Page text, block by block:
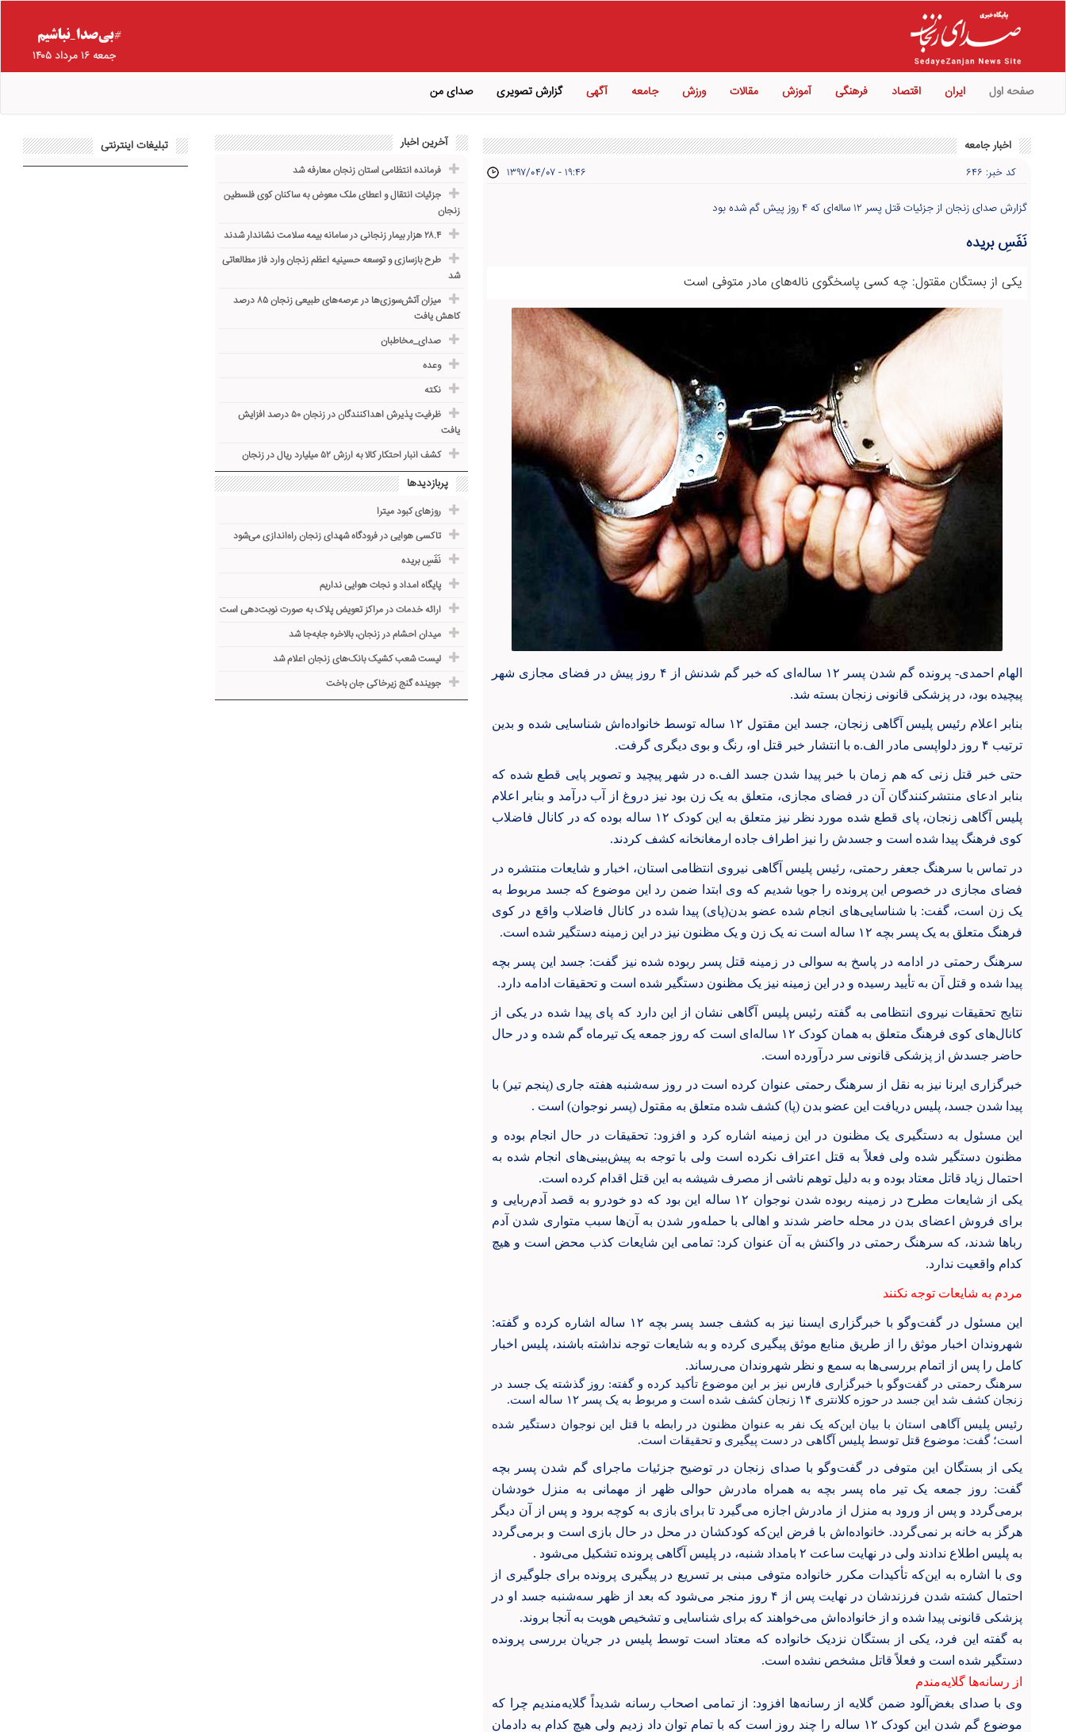
جمعه ۱۶ مرداد ۱۴۰۵
صفحه اول ایران اقتصاد فرهنگی آموزش مقالات ورزش جامعه آگهی گزارش تصویری صدای من
اخبار جامعه
کد خبر: ۶۴۶ ۱۳۹۷/۰۴/۰۷ - ۱۹:۴۶
گزارش صدای زنجان از جزئیات قتل پسر ۱۲ ساله‌ای که ۴ روز پیش گم شده بود
نَفَسِ بریده
یکی از بستگان مقتول: چه کسی پاسخگوی ناله‌های مادر متوفی است
الهام احمدی- پرونده گم شدن پسر ۱۲ ساله‌ای که خبر گم شدنش از ۴ روز پیش در فضای مجازی شهر
پیچیده بود، در پزشکی قانونی زنجان بسته شد.
بنابر اعلام رئیس پلیس آگاهی زنجان، جسد این مقتول ۱۲ ساله توسط خانواده‌اش شناسایی شده و بدین
ترتیب ۴ روز دلواپسی مادر الف.ه با انتشار خبر قتل او، رنگ و بوی دیگری گرفت.
حتی خبر قتل زنی که هم زمان با خبر پیدا شدن جسد الف.ه در شهر پیچید و تصویر پایی قطع شده که
بنابر ادعای منتشرکنندگان آن در فضای مجازی، متعلق به یک زن بود نیز دروغ از آب درآمد و بنابر اعلام
پلیس آگاهی زنجان، پای قطع شده مورد نظر نیز متعلق به این کودک ۱۲ ساله بوده که در کانال فاضلاب
کوی فرهنگ پیدا شده است و جسدش را نیز اطراف جاده ارمغانخانه کشف کردند.
در تماس با سرهنگ جعفر رحمتی، رئیس پلیس آگاهی نیروی انتظامی استان، اخبار و شایعات منتشره در
فضای مجازی در خصوص این پرونده را جویا شدیم که وی ابتدا ضمن رد این موضوع که جسد مربوط به
یک زن است، گفت: با شناسایی‌های انجام شده عضو بدن(پای) پیدا شده در کانال فاضلاب واقع در کوی
فرهنگ متعلق به یک پسر بچه ۱۲ ساله است نه یک زن و یک مظنون نیز در این زمینه دستگیر شده است.
سرهنگ رحمتی در ادامه در پاسخ به سوالی در زمینه قتل پسر ربوده شده نیز گفت: جسد این پسر بچه
پیدا شده و قتل آن به تأیید رسیده و در این زمینه نیز یک مظنون دستگیر شده است و تحقیقات ادامه دارد.
نتایج تحقیقات نیروی انتظامی به گفته رئیس پلیس آگاهی نشان از این دارد که پای پیدا شده در یکی از
کانال‌های کوی فرهنگ متعلق به همان کودک ۱۲ ساله‌ای است که روز جمعه یک تیرماه گم شده و در حال
حاضر جسدش از پزشکی قانونی سر درآورده است.
خبرگزاری ایرنا نیز به نقل از سرهنگ رحمتی عنوان کرده است در روز سه‌شنبه هفته جاری (پنجم تیر) با
پیدا شدن جسد، پلیس دریافت این عضو بدن (پا) کشف شده متعلق به مقتول (پسر نوجوان) است .
این مسئول به دستگیری یک مظنون در این زمینه اشاره کرد و افزود: تحقیقات در حال انجام بوده و
مظنون دستگیر شده ولی فعلاً به قتل اعتراف نکرده است ولی با توجه به پیش‌بینی‌های انجام شده به
احتمال زیاد قاتل معتاد بوده و به دلیل توهم ناشی از مصرف شیشه به این قتل اقدام کرده است.
یکی از شایعات مطرح در زمینه ربوده شدن نوجوان ۱۲ ساله این بود که دو خودرو به قصد آدم‌ربایی و
برای فروش اعضای بدن در محله حاضر شدند و اهالی با حمله‌ور شدن به آن‌ها سبب متواری شدن آدم
رباها شدند، که سرهنگ رحمتی در واکنش به آن عنوان کرد: تمامی این شایعات کذب محض است و هیچ
کدام واقعیت ندارد.
مردم به شایعات توجه نکنند
این مسئول در گفت‌وگو با خبرگزاری ایسنا نیز به کشف جسد پسر بچه ۱۲ ساله اشاره کرده و گفته:
شهروندان اخبار موثق را از طریق منابع موثق پیگیری کرده و به شایعات توجه نداشته باشند، پلیس اخبار
کامل را پس از اتمام بررسی‌ها به سمع و نظر شهروندان می‌رساند.
سرهنگ رحمتی در گفت‌وگو با خبرگزاری فارس نیز بر این موضوع تأکید کرده و گفته: روز گذشته یک جسد در
زنجان کشف شد این جسد در حوزه کلانتری ۱۴ زنجان کشف شده است و مربوط به یک پسر ۱۲ ساله است
.
رئیس پلیس آگاهی استان با بیان این‌که یک نفر به عنوان مظنون در رابطه با قتل این نوجوان دستگیر شده
است؛ گفت: موضوع قتل توسط پلیس آگاهی در دست پیگیری و تحقیقات است.
یکی از بستگان این متوفی در گفت‌وگو با صدای زنجان در توضیح جزئیات ماجرای گم شدن پسر بچه
گفت: روز جمعه یک تیر ماه پسر بچه به همراه مادرش حوالی ظهر از مهمانی به منزل خودشان
برمی‌گردد و پس از ورود به منزل از مادرش اجازه می‌گیرد تا برای بازی به کوچه برود و پس از آن دیگر
هرگز به خانه بر نمی‌گردد. خانواده‌اش با فرض این‌که کودکشان در محل در حال بازی است و برمی‌گردد
به پلیس اطلاع ندادند ولی در نهایت ساعت ۲ بامداد شنبه، در پلیس آگاهی پرونده تشکیل می‌شود .
وی با اشاره به این‌که تأکیدات مکرر خانواده متوفی مبنی بر تسریع در پیگیری پرونده برای جلوگیری از
احتمال کشته شدن فرزندشان در نهایت پس از ۴ روز منجر می‌شود که بعد از ظهر سه‌شنبه جسد او در
پزشکی قانونی پیدا شده و از خانواده‌اش می‌خواهند که برای شناسایی و تشخیص هویت به آنجا بروند.
به گفته این فرد، یکی از بستگان نزدیک خانواده که معتاد است توسط پلیس در جریان بررسی پرونده
دستگیر شده است و فعلاً قاتل مشخص نشده است.
از رسانه‌ها گلایه‌مندم
وی با صدای بغض‌آلود ضمن گلایه از رسانه‌ها افزود: از تمامی اصحاب رسانه شدیداً گلایه‌مندیم چرا که
موضوع گم شدن این کودک ۱۲ ساله را چند روز است که با تمام توان داد زدیم ولی هیچ کدام به دادمان
آخرین اخبار
فرمانده انتظامی استان زنجان معارفه شد
جزئیات انتقال و اعطای ملک معوض به ساکنان کوی فلسطین
زنجان
۲۸.۴ هزار بیمار زنجانی در سامانه بیمه سلامت نشاندار شدند
طرح بازسازی و توسعه حسینیه اعظم زنجان وارد فاز مطالعاتی
شد
میزان آتش‌سوزی‌ها در عرصه‌های طبیعی زنجان ۸۵ درصد
کاهش یافت
صدای_مخاطبان
وعده
نکته
ظرفیت پذیرش اهداکنندگان در زنجان ۵۰ درصد افزایش
یافت
کشف انبار احتکار کالا به ارزش ۵۲ میلیارد ریال در زنجان
پربازدیدها
روزهای کبود میترا
تاکسی هوایی در فرودگاه شهدای زنجان راه‌اندازی می‌شود
نَفَسِ بریده
پایگاه امداد و نجات هوایی نداریم
ارائه خدمات در مراکز تعویض پلاک به صورت نوبت‌دهی است
میدان احشام در زنجان، بالاخره جا‌به‌جا شد
لیست شعب کشیک بانک‌های زنجان اعلام شد
جوینده گنج زیرخاکی جان باخت
تبلیغات اینترنتی